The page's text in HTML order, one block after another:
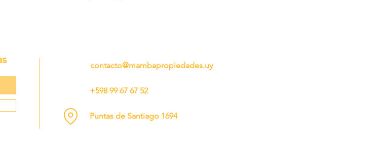
contacto@mambapropiedades.uy
+598 99 67 67 52
Puntas de Santiago 1694